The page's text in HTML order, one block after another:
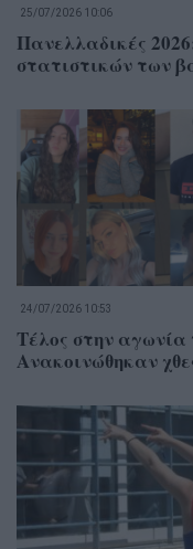
25/07/2026 10:06
Πανελλαδικές
στατιστικών των
24/07/2026 10:53
Τέλος στην
Ανακοινώθηκαν